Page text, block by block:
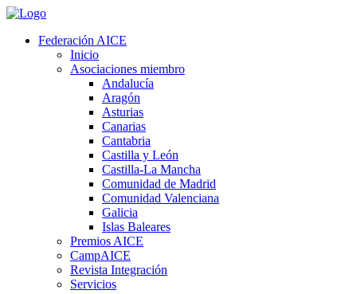
Federación AICE
Inicio
Asociaciones miembro
Andalucía
Aragón
Asturias
Canarias
Cantabria
Castilla y León
Castilla-La Mancha
Comunidad de Madrid
Comunidad Valenciana
Galicia
Islas Baleares
Premios AICE
CampAICE
Revista Integración
Servicios